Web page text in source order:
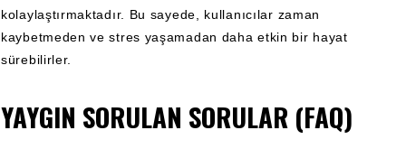
kolaylaştırmaktadır. Bu sayede, kullanıcılar zaman
kaybetmeden ve stres yaşamadan daha etkin bir hayat
sürebilirler.
YAYGIN SORULAN SORULAR (FAQ)